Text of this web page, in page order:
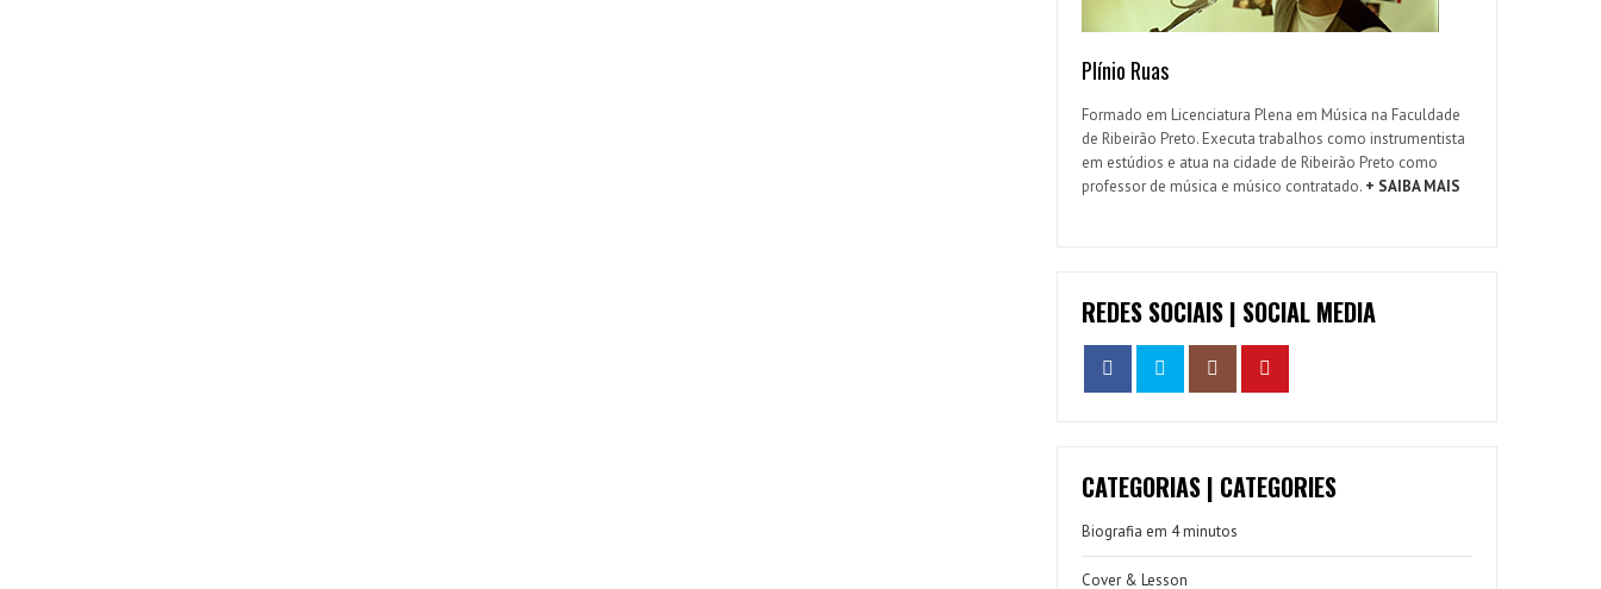
Plínio Ruas
Formado em Licenciatura Plena em Música na Faculdade
de Ribeirão Preto. Executa trabalhos como instrumentista
em estúdios e atua na cidade de Ribeirão Preto como
professor de música e músico contratado. + SAIBA MAIS
REDES SOCIAIS | SOCIAL MEDIA
CATEGORIAS | CATEGORIES
Biografia em 4 minutos
Cover & Lesson